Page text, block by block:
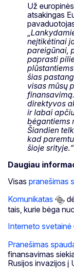
Už
atsakingas
neįtikėtinai
pareigūnai,
paprasti
šias
visas mūsų
direktyvos
ir labai
bėgantiems
Šiandien
kad
šioje srityje.“
Daugiau
Visas pranešimas
Komunikatas
tais, kurie bėga
Interneto svetainė
Pranešimas
finansavimas
Rusijos invazijos į